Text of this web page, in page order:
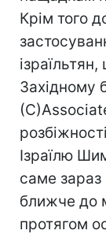
Крім того
Західному
Ізраїлю
саме зараз
ближче до
протягом